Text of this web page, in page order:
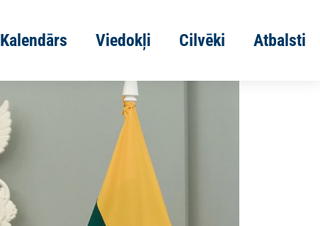
Kalendārs Viedokļi Cilvēki Atbalsti